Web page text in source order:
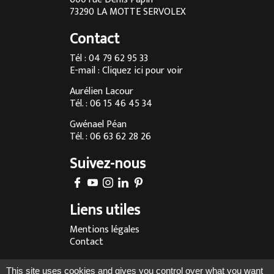
Cuisine sur mesure à Chambéry
Menuisier à Chambéry
Agencement d’intérieur à Annecy
Agencement d’intérieur à Aix-les-Bains
Entreprise de menuiserie à Grenoble
Agencement d’intérieur en Savoie
Agencement d’intérieur à Megève
Fabrication sur-mesure de cuisine à Chambéry
Fabrication sur-mesure de cuisine à Annecy
Fabrication sur-mesure de cuisine à Aix-les-Bains
73290 LA MOTTE SERVOLEX
Contact
Tél : 04 79 62 95 33
E-mail :Cliquez ici pour voir
Aurélien Lacour
Tél. : 06 15 46 45 34
Gwénael Péan
Tél. : 06 63 62 28 26
Suivez-nous
Liens utiles
Mentions légales
Contact
Réalisé par :
This site uses cookies and gives you control over what you want